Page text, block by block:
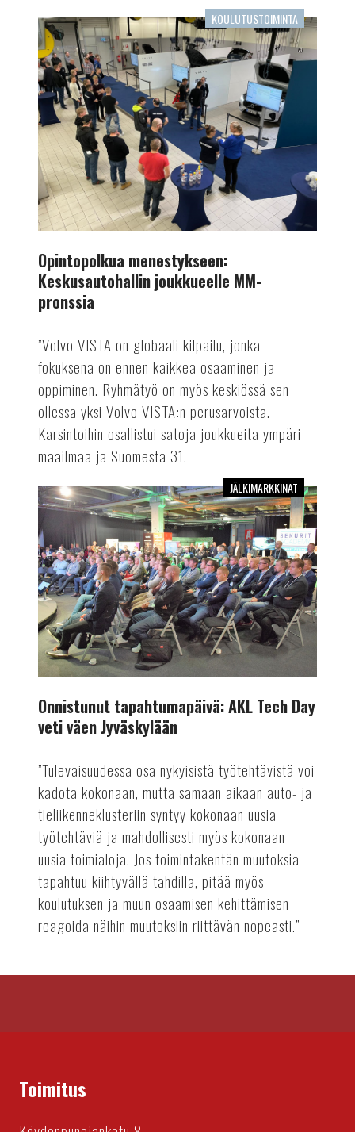
Opintopolkua
menestykseen:
Keskusautohallin
joukkueelle
MM-
pronssia
KOULUTUSTOIMINTA
Opintopolkua menestykseen:
Keskusautohallin joukkueelle MM-
pronssia
”Volvo VISTA on globaali kilpailu, jonka
fokuksena on ennen kaikkea osaaminen ja
oppiminen. Ryhmätyö on myös keskiössä sen
ollessa yksi Volvo VISTA:n perusarvoista.
Karsintoihin osallistui satoja joukkueita ympäri
maailmaa ja Suomesta 31.
Onnistunut
tapahtumapäivä:
AKL
Tech
Day
veti
väen
Jyväskylään
JÄLKIMARKKINAT
Onnistunut tapahtumapäivä: AKL Tech Day
veti väen Jyväskylään
”Tulevaisuudessa osa nykyisistä työtehtävistä voi
kadota kokonaan, mutta samaan aikaan auto- ja
tieliikenneklusteriin syntyy kokonaan uusia
työtehtäviä ja mahdollisesti myös kokonaan
uusia toimialoja. Jos toimintakentän muutoksia
tapahtuu kiihtyvällä tahdilla, pitää myös
koulutuksen ja muun osaamisen kehittämisen
reagoida näihin muutoksiin riittävän nopeasti.”
Toimitus